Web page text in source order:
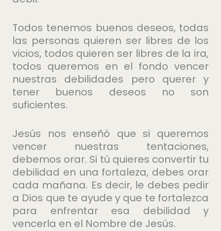
Todos tenemos buenos deseos, todas
las personas quieren ser libres de los
vicios, todos quieren ser libres de la ira,
todos queremos en el fondo vencer
nuestras debilidades pero querer y
tener buenos deseos no son
suficientes.
Jesús nos enseñó que si queremos
vencer nuestras tentaciones,
debemos orar. Si tú quieres convertir tu
debilidad en una fortaleza, debes orar
cada mañana. Es decir, le debes pedir
a Dios que te ayude y que te fortalezca
para enfrentar esa debilidad y
vencerla en el Nombre de Jesús.